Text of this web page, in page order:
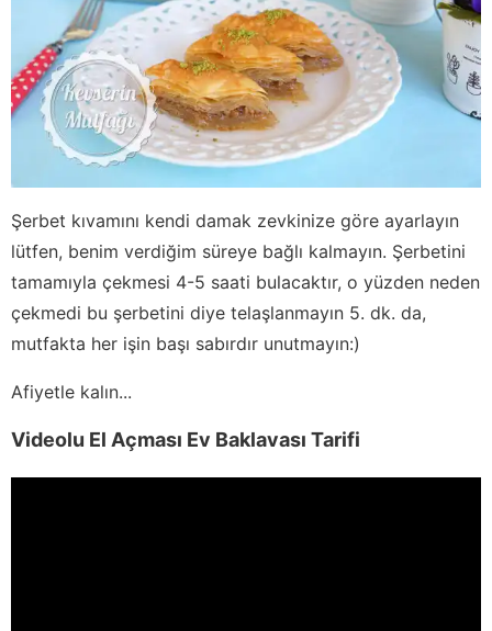
Şerbet kıvamını kendi damak zevkinize göre ayarlayın
lütfen, benim verdiğim süreye bağlı kalmayın. Şerbetini
tamamıyla çekmesi 4-5 saati bulacaktır, o yüzden neden
çekmedi bu şerbetini diye telaşlanmayın 5. dk. da,
mutfakta her işin başı sabırdır unutmayın:)
Afiyetle kalın...
Videolu El Açması Ev Baklavası Tarifi